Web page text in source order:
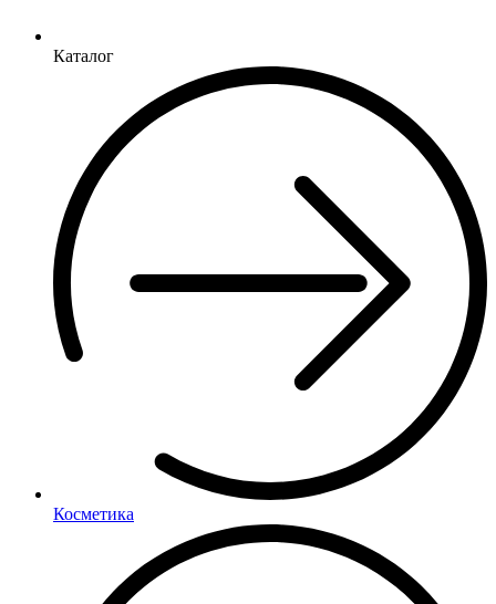
Каталог
Косметика